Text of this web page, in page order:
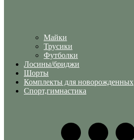
Майки
Трусики
Футболки
Лосины/бриджи
Шорты
Комплекты для новорожденных
Спорт,гимнастика